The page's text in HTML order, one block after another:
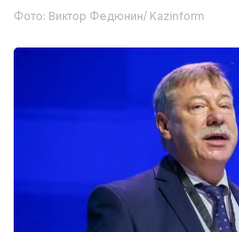
Фото: Виктор Федюнин/ Kazinform